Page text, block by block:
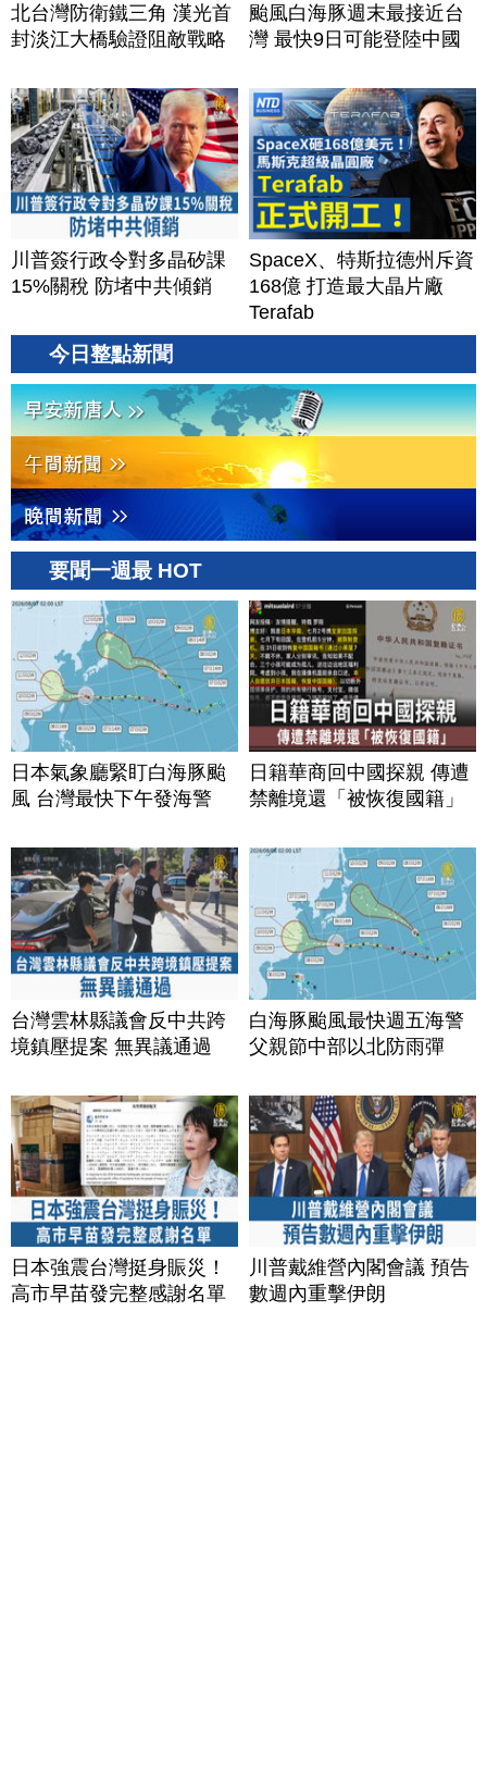
北台灣防衛鐵三角 漢光首
封淡江大橋驗證阻敵戰略
颱風白海豚週末最接近台
灣 最快9日可能登陸中國
川普簽行政令對多晶矽課
15%關稅 防堵中共傾銷
SpaceX、特斯拉德州斥資
168億 打造最大晶片廠
Terafab
今日整點新聞
要聞一週最 HOT
日本氣象廳緊盯白海豚颱
風 台灣最快下午發海警
日籍華商回中國探親 傳遭
禁離境還「被恢復國籍」
台灣雲林縣議會反中共跨
境鎮壓提案 無異議通過
白海豚颱風最快週五海警
父親節中部以北防雨彈
日本強震台灣挺身賑災！
高市早苗發完整感謝名單
川普戴維營內閣會議 預告
數週內重擊伊朗